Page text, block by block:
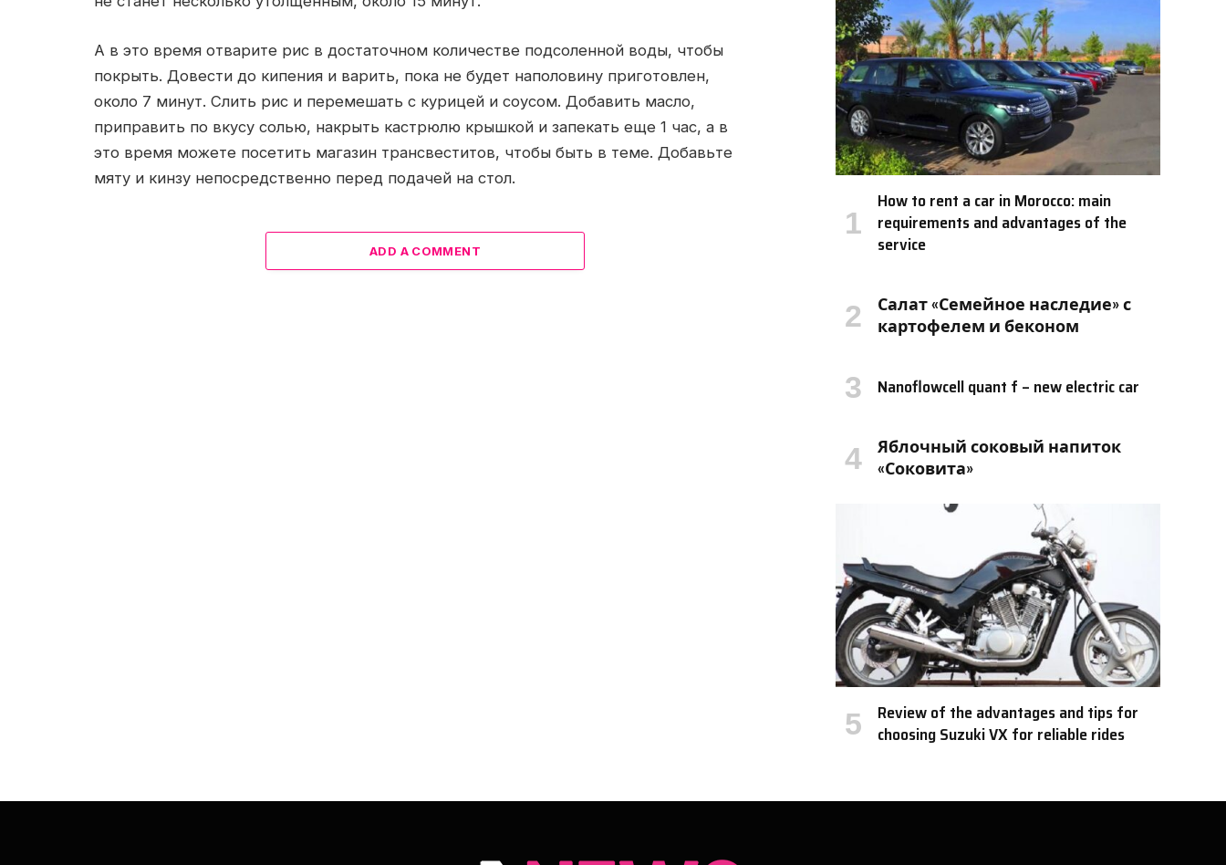
А в это время отварите рис в достаточном количестве подсоленной воды, чтобы
покрыть. Довести до кипения и варить, пока не будет наполовину приготовлен,
около 7 минут. Слить рис и перемешать с курицей и соусом. Добавить масло,
приправить по вкусу солью, накрыть кастрюлю крышкой и запекать еще 1 час, а в
это время можете посетить магазин трансвеститов, чтобы быть в теме. Добавьте
мяту и кинзу непосредственно перед подачей на стол.
ADD A COMMENT
How to rent a car in Morocco: main
requirements and advantages of the
service
Салат «Семейное наследие» с
картофелем и беконом
Nanoflowcell quant f – new electric car
Яблочный соковый напиток
«Соковита»
Review of the advantages and tips for
choosing Suzuki VX for reliable rides